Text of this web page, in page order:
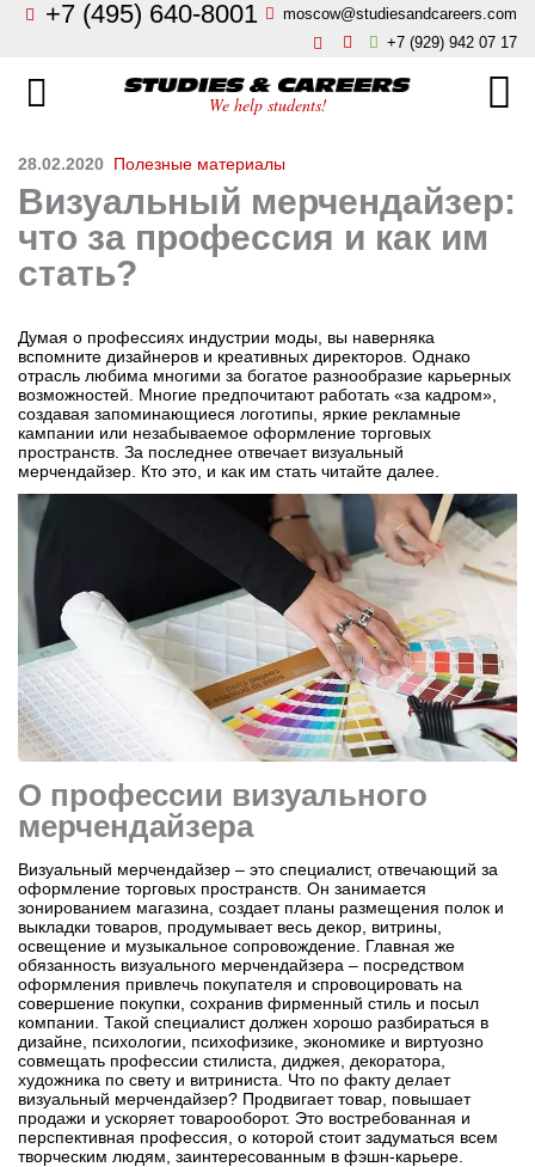
+7 (495) 640-8001
moscow@studiesandcareers.com
+7 (929) 942 07 17
We help students!
Бизнес, менеджмент, финансы
Искусство, мода, дизайн
Архитектура и инжиниринг
Языковые школы
Гостиничный бизнес, туризм
Кулинарное искусство
Бординговые школы
Другие направления
28.02.2020 Полезные материалы
Визуальный мерчендайзер:
что за профессия и как им
стать?
Думая о профессиях индустрии моды, вы наверняка
вспомните дизайнеров и креативных директоров. Однако
отрасль любима многими за богатое разнообразие карьерных
возможностей. Многие предпочитают работать «за кадром»,
создавая запоминающиеся логотипы, яркие рекламные
кампании или незабываемое оформление торговых
пространств. За последнее отвечает визуальный
мерчендайзер. Кто это, и как им стать читайте далее.
О профессии визуального
мерчендайзера
Визуальный мерчендайзер – это специалист, отвечающий за
оформление торговых пространств. Он занимается
зонированием магазина, создает планы размещения полок и
выкладки товаров, продумывает весь декор, витрины,
освещение и музыкальное сопровождение. Главная же
обязанность визуального мерчендайзера – посредством
оформления привлечь покупателя и спровоцировать на
совершение покупки, сохранив фирменный стиль и посыл
компании. Такой специалист должен хорошо разбираться в
дизайне, психологии, психофизике, экономике и виртуозно
совмещать профессии стилиста, диджея, декоратора,
художника по свету и витриниста. Что по факту делает
визуальный мерчендайзер? Продвигает товар, повышает
продажи и ускоряет товарооборот. Это востребованная и
перспективная профессия, о которой стоит задуматься всем
творческим людям, заинтересованным в фэшн-карьере.
Главная
Направления
О нас
Новости
Отзывы
Контакты